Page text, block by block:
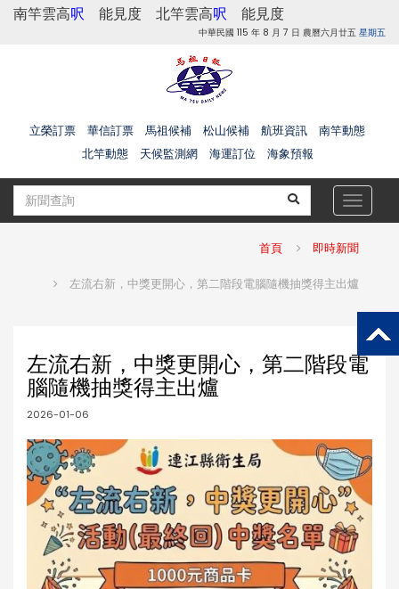
南竿雲高呎 能見度 北竿雲高呎 能見度
中華民國 115 年 8 月 7 日 農曆六月廿五 星期五
立榮訂票 華信訂票 馬祖候補 松山候補 航班資訊
南竿動態
北竿動態
天候監測網 海運訂位 海象預報
Toggle
首頁 即時新聞
左流右新，中獎更開心，第二階段電腦隨機抽獎得主出爐
左流右新，中獎更開心，第二階段電
腦隨機抽獎得主出爐
2026-01-06